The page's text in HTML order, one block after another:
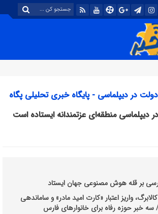
در دیپلماسی - پایگاه خبری تحلیلی پگاه
دیپلماسی منطقه‌ای عزتمندانه ایستاده است
بر قله هوش مصنوعی جهان ایستاد
واریز اعتبار «کارت امید مادر» و ساماندهی
خبر حوزه رفاه برای خانوارهای فارس